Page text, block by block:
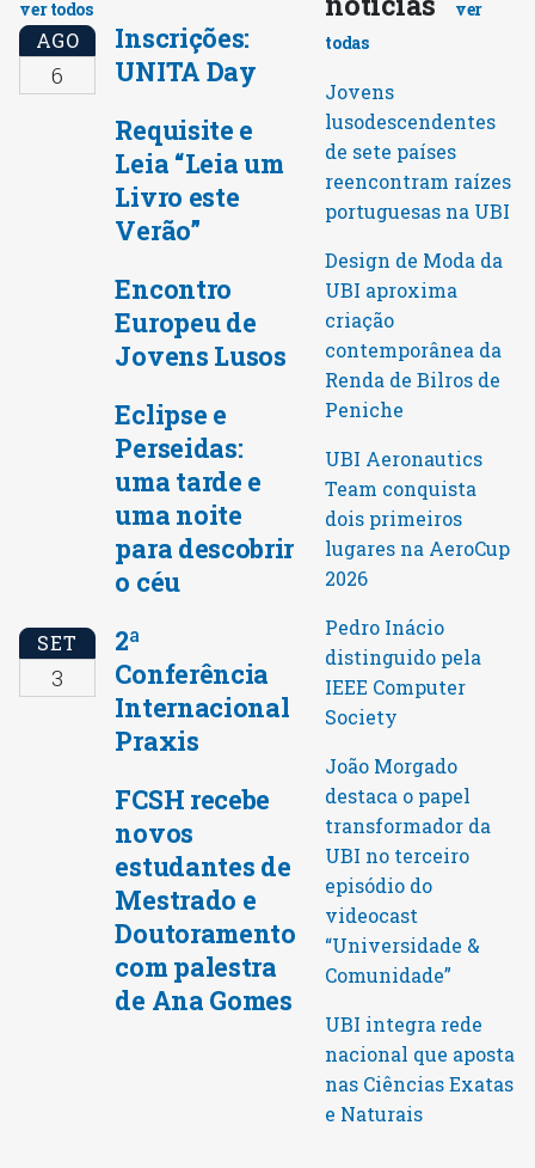
ver todos
AGO
6
Inscrições:
UNITA Day
Requisite e
Leia “Leia um
Livro este
Verão”
Encontro
Europeu de
Jovens Lusos
Eclipse e
Perseidas:
uma tarde e
uma noite
para descobrir
o céu
SET
3
2ª
Conferência
Internacional
Praxis
FCSH recebe
novos
estudantes de
Mestrado e
Doutoramento
com palestra
de Ana Gomes
ver
todas
Jovens
lusodescendentes
de sete países
reencontram raízes
portuguesas na UBI
Design de Moda da
UBI aproxima
criação
contemporânea da
Renda de Bilros de
Peniche
UBI Aeronautics
Team conquista
dois primeiros
lugares na AeroCup
2026
Pedro Inácio
distinguido pela
IEEE Computer
Society
João Morgado
destaca o papel
transformador da
UBI no terceiro
episódio do
videocast
“Universidade &
Comunidade”
UBI integra rede
nacional que aposta
nas Ciências Exatas
e Naturais